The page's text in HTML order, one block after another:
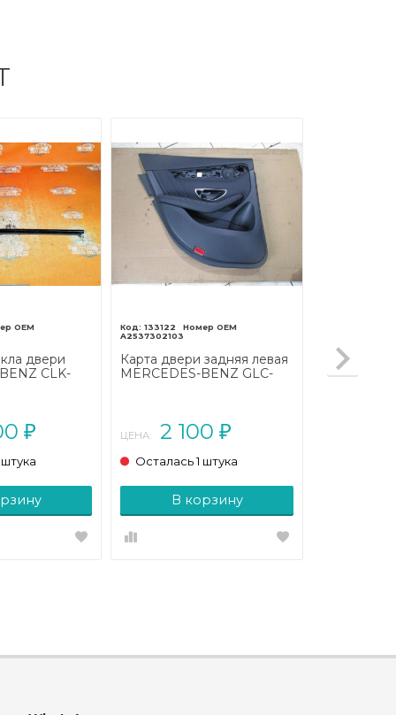
двери
CLK-
₽
133122
A2537302103
Карта двери задняя левая
MERCEDES-BENZ GLC-
ЦЕНА: 2 100 ₽
Осталась 1 штука
В корзину